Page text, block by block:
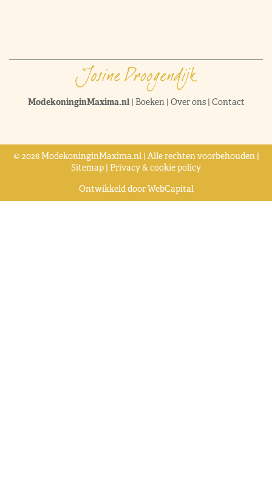
ModekoninginMaxima.nl| Boeken| Over ons| Contact
© 2026 ModekoninginMaxima.nl | Alle rechten voorbehouden |
Sitemap | Privacy & cookie policy
Ontwikkeld doorWebCapital